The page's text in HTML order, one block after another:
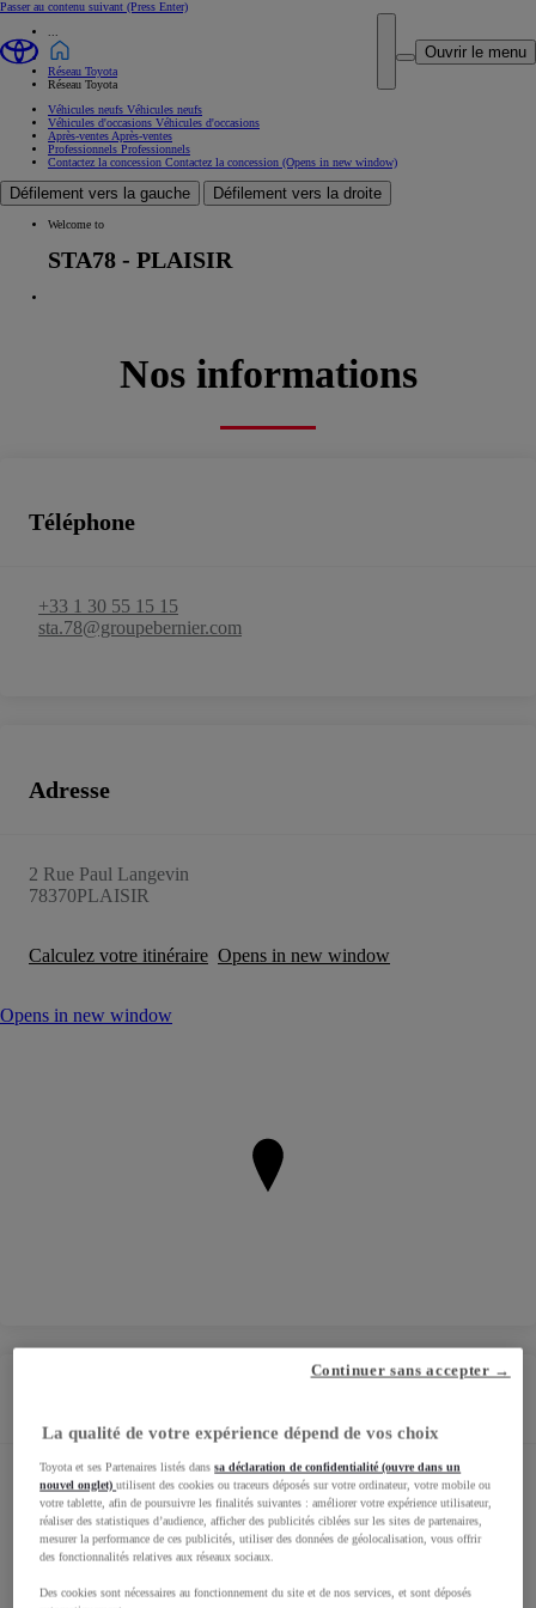
Passer au contenu suivant (Press Enter)
Ouvrir le menu
Réseau Toyota
Réseau Toyota
Véhicules neufs Véhicules neufs
Véhicules d'occasions Véhicules d'occasions
Après-ventes Après-ventes
Professionnels Professionnels
Contactez la concession Contactez la concession (Opens in new window)
Défilement vers la gauche Défilement vers la droite
Welcome to
STA78 - PLAISIR
Nos informations
Téléphone
+33 1 30 55 15 15
sta.78@groupebernier.com
Adresse
2 Rue Paul Langevin
78370PLAISIR
Calculez votre itinéraire Opens in new window
Opens in new window
Horaires Carrosserie
Horaires Showroom
La qualité de votre expérience dépend de vos choix
Toyota et ses Partenaires listés danssa déclaration de confidentialité (ouvre dans un
nouvel onglet)utilisent des cookies ou traceurs déposés sur votre ordinateur, votre mobile ou
votre tablette, afin de poursuivre les finalités suivantes : améliorer votre expérience utilisateur,
réaliser des statistiques d’audience, afficher des publicités ciblées sur les sites de partenaires,
mesurer la performance de ces publicités, utiliser des données de géolocalisation, vous offrir
des fonctionnalités relatives aux réseaux sociaux.
Des cookies sont nécessaires au fonctionnement du site et de nos services, et sont déposés
Continuer sans accepter →